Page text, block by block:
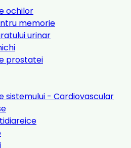
ochilor
memorie
urinar
prostatei
sistemului - Cardiovascular